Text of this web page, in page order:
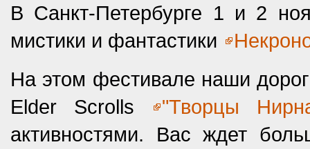
В Санкт-Петербурге 1 и 2
мистики и фантастики
На этом фестивале наши
Elder Scrolls
"Творцы
активностями. Вас ждет